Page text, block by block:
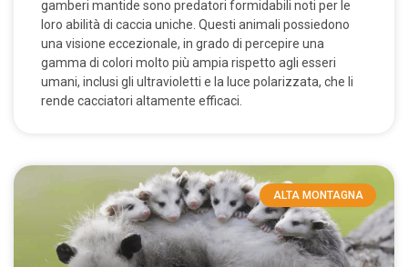
gamberi mantide sono predatori formidabili noti per le
loro abilità di caccia uniche. Questi animali possiedono
una visione eccezionale, in grado di percepire una
gamma di colori molto più ampia rispetto agli esseri
umani, inclusi gli ultravioletti e la luce polarizzata, che li
rende cacciatori altamente efficaci.
ALTA MONTAGNA